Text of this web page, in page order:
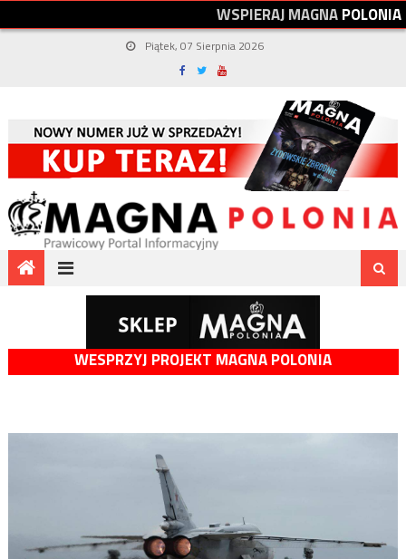
WSPIERAJMAGNAPOLONIA
Piątek, 07 Sierpnia 2026
WESPRZYJ PROJEKT MAGNA POLONIA